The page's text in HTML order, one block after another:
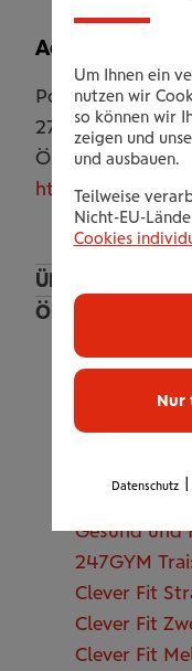
Überregional
Österreich
Wien
die
Mel Pilates
Energy
Gesund und
247GYM
Clever Fit
Clever Fit
Clever Fit
Adresse
Pottendorfer
2700 Wiener
Österreich
https://
Um Ihnen ein
nutzen wir
so können wir
zeigen und
und ausbauen.
Teilweise
Nicht-EU-
Cookies
Nur
Datenschutz